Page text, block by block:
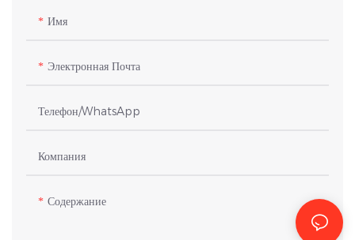
Имя
Электронная Почта
Телефон/WhatsApp
Компания
Содержание